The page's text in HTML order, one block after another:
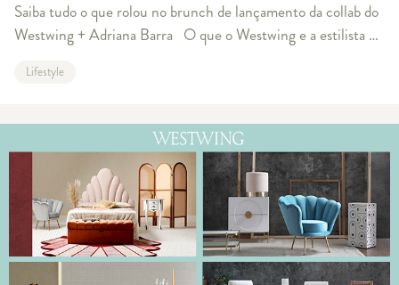
Saiba tudo o que rolou no brunch de lançamento da collab do
Westwing + Adriana Barra O que o Westwing e a estilista e
estampas e tud
Lifestyle